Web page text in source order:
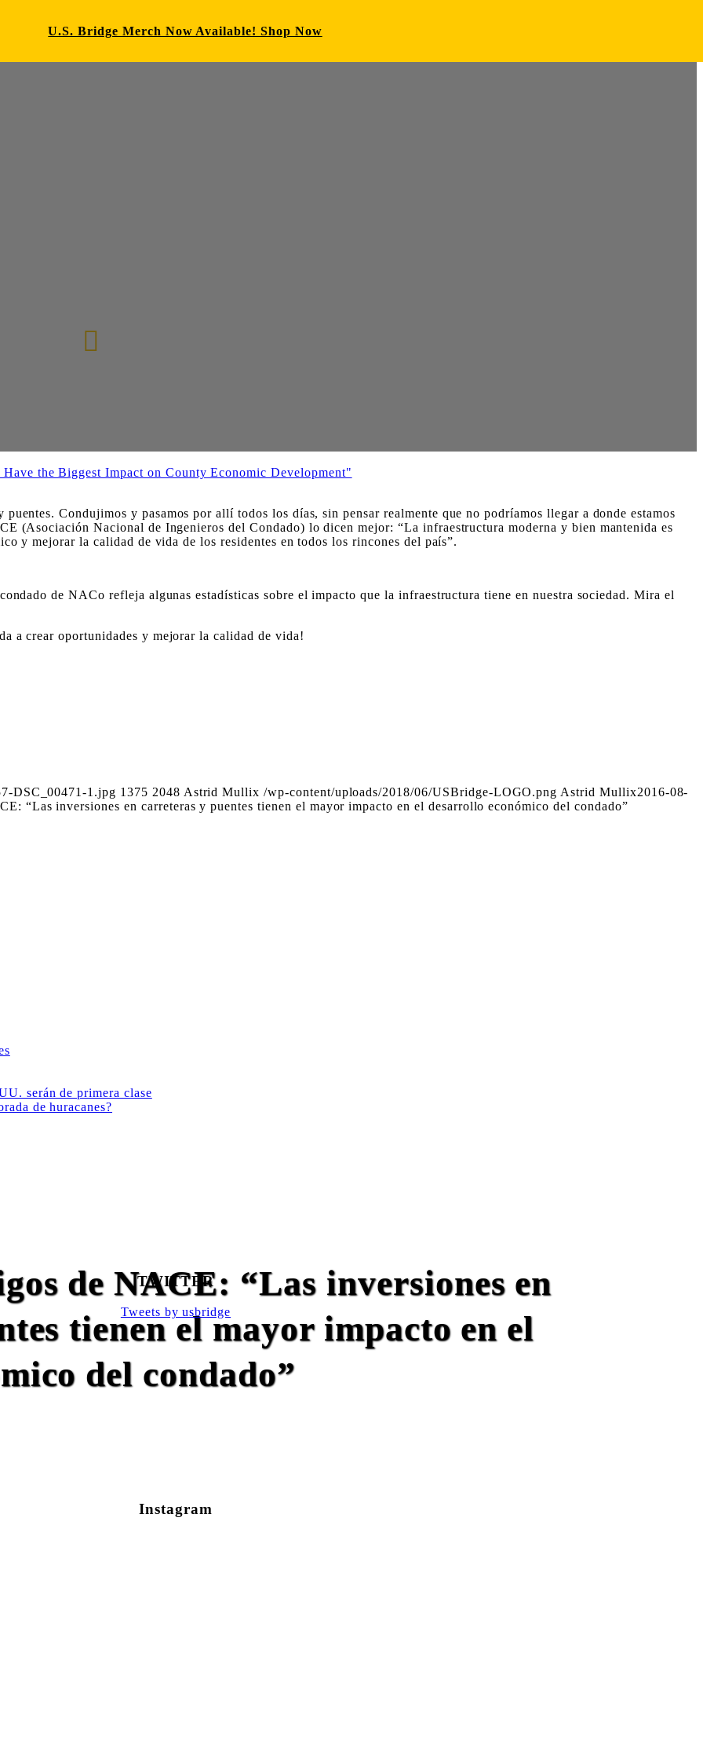
de NACE: “Las inversiones en
tienen el mayor impacto en el
del condado”
Condujimos y pasamos por allí todos los días, sin pensar realmente que no podríamos llegar a donde estamos
(Asociación Nacional de Ingenieros del Condado) lo dicen mejor: “La infraestructura moderna y bien mantenida es
y mejorar la calidad de vida de los residentes en todos los rincones del país”.
de NACo refleja algunas estadísticas sobre el impacto que la infraestructura tiene en nuestra sociedad. Mira el
a crear oportunidades y mejorar la calidad de vida!
DSC_00471-1.jpg 1375 2048 Astrid Mullix /wp-content/uploads/2018/06/USBridge-LOGO.png Astrid Mullix2016-08-
“Las inversiones en carreteras y puentes tienen el mayor impacto en el desarrollo económico del condado”
serán de primera clase
de huracanes?
TWITTER
Tweets by usbridge
Instagram
U.S. Bridge Merch Now Available! Shop Now